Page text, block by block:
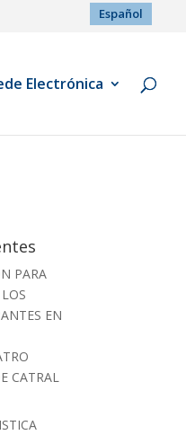
Español
Electrónica
PARA
EN
CATRAL